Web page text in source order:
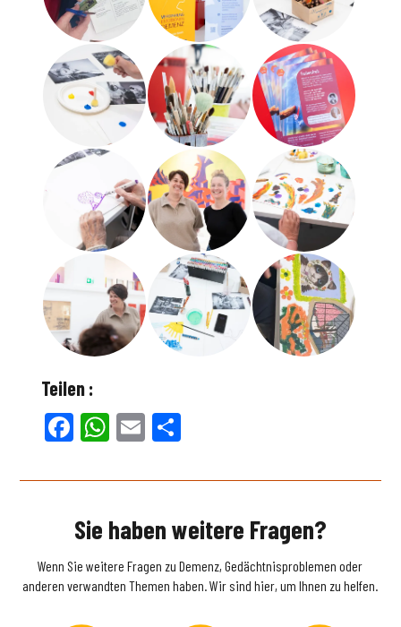
Teilen :
Facebook
WhatsApp
Email
Sie haben weitere Fragen?
Wenn Sie weitere Fragen zu Demenz, Gedächtnisproblemen oder
anderen verwandten Themen haben. Wir sind hier, um Ihnen zu helfen.